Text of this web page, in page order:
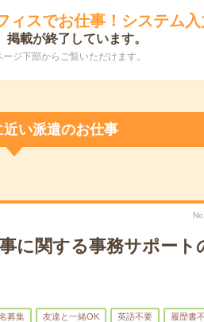
ィスでお仕事！システム
載が終了しています。
ジ下部からご覧いただけます。
い派遣のお仕事
に関する事務サポート
募集 友達と一緒OK 英語不要 履歴書